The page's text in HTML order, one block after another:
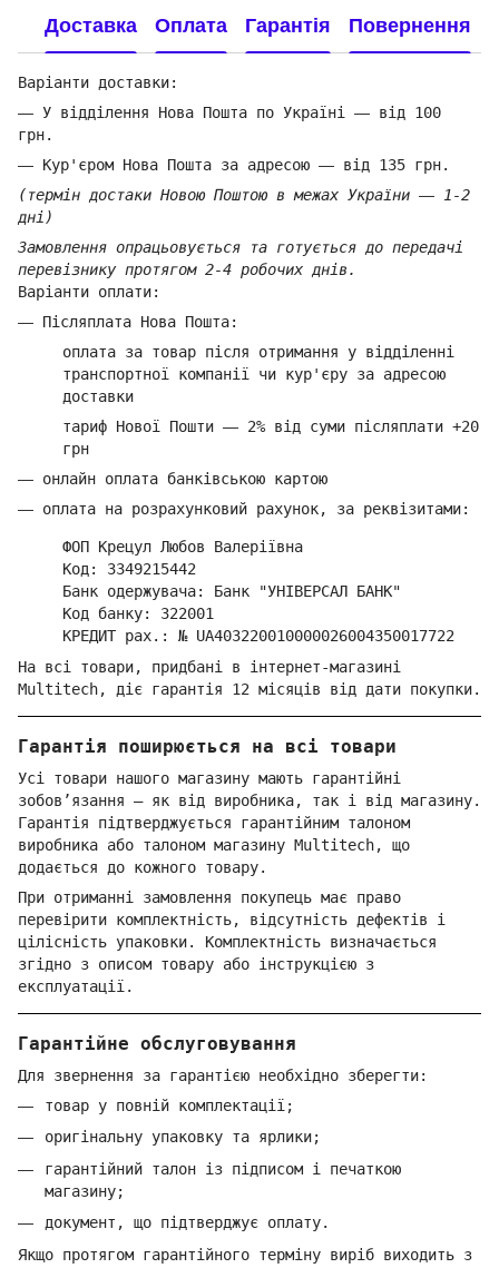
Доставка Оплата Гарантія Повернення
Варіанти доставки:
— У відділення Нова Пошта по Україні — від 100
грн.
— Кур'єром Нова Пошта за адресою — від 135 грн.
(термін достаки Новою Поштою в межах України — 1-2
дні)
Замовлення опрацьовується та готується до передачі
перевізнику протягом 2-4 робочих днів.
Варіанти оплати:
— Післяплата Нова Пошта:
оплата за товар після отримання у відділенні
транспортної компанії чи кур'єру за адресою
доставки
тариф Нової Пошти — 2% від суми післяплати +20
грн
— онлайн оплата банківською картою
— оплата на розрахунковий рахунок, за реквізитами:
ФОП Крецул Любов Валеріївна
Код: 3349215442
Банк одержувача: Банк "УНІВЕРСАЛ БАНК"
Код банку: 322001
КРЕДИТ рах.: № UA403220010000026004350017722
На всі товари, придбані в інтернет-магазині
Multitech, діє гарантія 12 місяців від дати покупки.
Гарантія поширюється на всі товари
Усі товари нашого магазину мають гарантійні
зобов’язання — як від виробника, так і від магазину.
Гарантія підтверджується гарантійним талоном
виробника або талоном магазину Multitech, що
додається до кожного товару.
При отриманні замовлення покупець має право
перевірити комплектність, відсутність дефектів і
цілісність упаковки. Комплектність визначається
згідно з описом товару або інструкцією з
експлуатації.
Гарантійне обслуговування
Для звернення за гарантією необхідно зберегти:
товар у повній комплектації;
оригінальну упаковку та ярлики;
гарантійний талон із підписом і печаткою
магазину;
документ, що підтверджує оплату.
Якщо протягом гарантійного терміну виріб виходить з